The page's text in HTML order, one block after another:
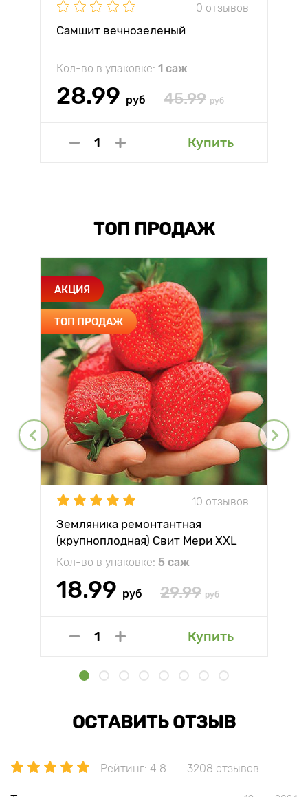
0 отзывов
Самшит вечнозеленый
Кол-во в упаковке: 1 саж
28.99 руб 45.99 руб
Купить
ТОП ПРОДАЖ
АКЦИЯ
ТОП ПРОДАЖ
10 отзывов
Земляника ремонтантная
(крупноплодная) Свит Мери XXL
Кол-во в упаковке: 5 саж
18.99 руб 29.99 руб
Купить
ОСТАВИТЬ ОТЗЫВ
Рейтинг: 4.8 3208 отзывов